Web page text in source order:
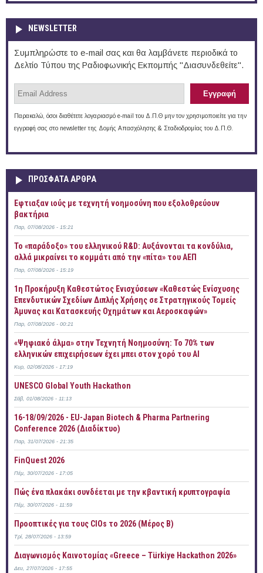
NEWSLETTER
Συμπληρώστε το e-mail σας και θα λαμβάνετε περιοδικά το
Δελτίο Τύπου της Ραδιοφωνικής Εκπομπής "Διασυνδεθείτε".
Παρακαλώ, όσοι διαθέτετε λογαριασμό e-mail του Δ.Π.Θ μην τον χρησιμοποιείτε για την
εγγραφή σας στο newsletter της Δομής Απασχόλησης & Σταδιοδρομίας του Δ.Π.Θ.
ΠΡOΣΦΑΤΑ AΡΘΡΑ
Έφτιαξαν ιούς με τεχνητή νοημοσύνη που εξολοθρεύουν
βακτήρια
Παρ, 07/08/2026 - 15:21
Το «παράδοξο» του ελληνικού R&D: Αυξάνονται τα κονδύλια,
αλλά μικραίνει το κομμάτι από την «πίτα» του ΑΕΠ
Παρ, 07/08/2026 - 15:19
1η Προκήρυξη Καθεστώτος Ενισχύσεων «Καθεστώς Ενίσχυσης
Επενδυτικών Σχεδίων Διπλής Χρήσης σε Στρατηγικούς Τομείς
Άμυνας και Κατασκευής Οχημάτων και Αεροσκαφών»
Παρ, 07/08/2026 - 00:21
«Ψηφιακό άλμα» στην Τεχνητή Νοημοσύνη: Το 70% των
ελληνικών επιχειρήσεων έχει μπει στον χορό του AI
Κυρ, 02/08/2026 - 17:19
UNESCO Global Youth Hackathon
Σάβ, 01/08/2026 - 11:13
16-18/09/2026 - EU-Japan Biotech & Pharma Partnering
Conference 2026 (Διαδίκτυο)
Παρ, 31/07/2026 - 21:35
FinQuest 2026
Πέμ, 30/07/2026 - 17:05
Πώς ένα πλακάκι συνδέεται με την κβαντική κρυπτογραφία
Πέμ, 30/07/2026 - 11:59
Προοπτικές για τους CIOs το 2026 (Μέρος Β)
Τρί, 28/07/2026 - 13:59
Διαγωνισμός Καινοτομίας «Greece – Türkiye Hackathon 2026»
Δευ, 27/07/2026 - 17:55